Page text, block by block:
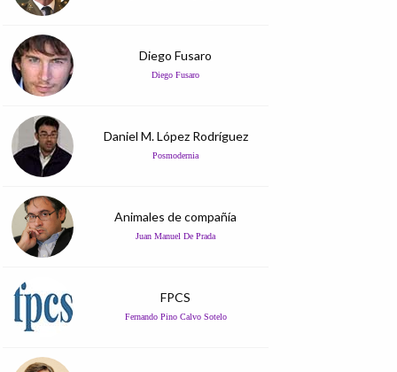
Diego Fusaro
Diego Fusaro
Daniel M. López Rodríguez
Posmodernia
Animales de compañía
Juan Manuel De Prada
FPCS
Fernando Pino Calvo Sotelo